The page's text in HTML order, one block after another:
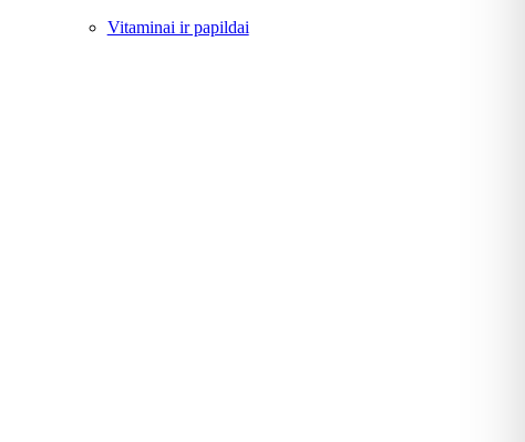
Vitaminai ir papildai